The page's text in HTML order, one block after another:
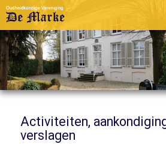
Activiteiten,
verslagen